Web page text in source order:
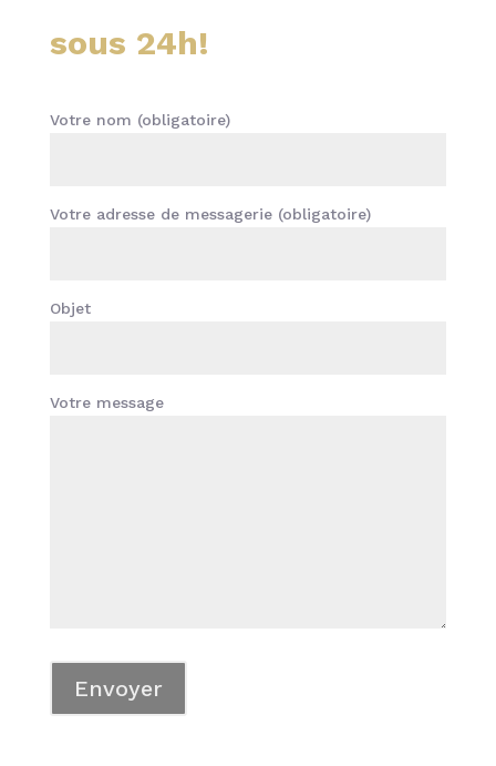
sous 24h!
Votre nom (obligatoire)
Votre adresse de messagerie (obligatoire)
Objet
Votre message